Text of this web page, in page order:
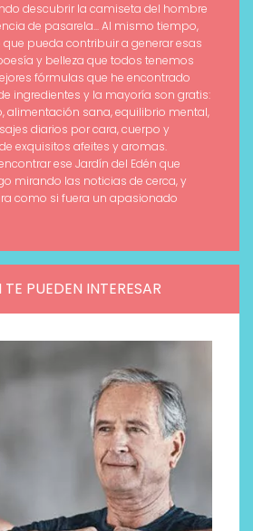
descubrir la camiseta del hombre
de pasarela... Al mismo tiempo,
pueda contribuir a generar esas
y belleza que todos tenemos
fórmulas que he encontrado
ingredientes y la mayoría son gratis:
alimentación sana, equilibrio mental,
diarios por cara, cuerpo y
exquisitos afeites y aromas.
ese Jardín del Edén que
mirando las noticias de cerca, y
como si fuera un apasionado
PUEDEN INTERESAR